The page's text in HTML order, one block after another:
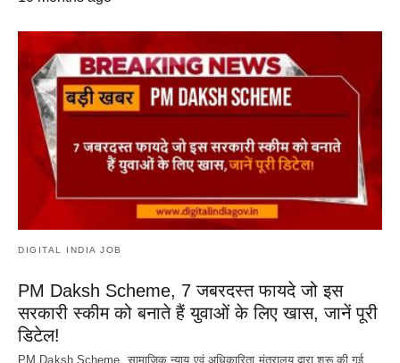
DIGITAL INDIA JOB
PM Daksh Scheme, 7 जबरदस्त फायदे जो इस
सरकारी स्कीम को बनाते हैं युवाओं के लिए खास, जानें पूरी
डिटेल!
PM Daksh Scheme, सामाजिक न्याय एवं अधिकारिता मंत्रालय द्वारा शुरू की गई